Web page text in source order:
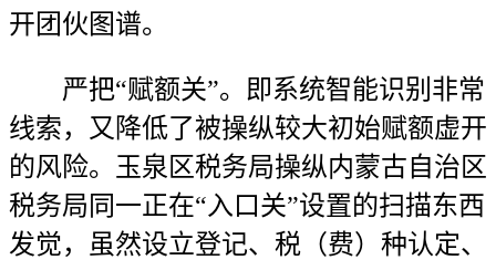
开团伙图谱。
严把“赋额关”。即系统智能识别非常
线索，又降低了被操纵较大初始赋额虚开
的风险。玉泉区税务局操纵内蒙古自治区
税务局同一正在“入口关”设置的扫描东西
发觉，虽然设立登记、税（费）种认定、